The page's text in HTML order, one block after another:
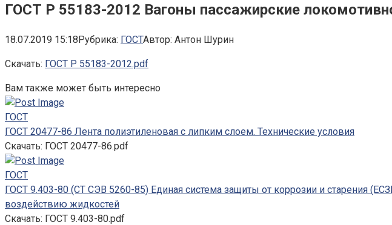
ГОСТ Р 55183-2012 Вагоны пассажирские
18.07.2019 15:18Рубрика: ГОСТАвтор: Антон Шурин
Скачать: ГОСТ Р 55183-2012.pdf
Вам также может быть интересно
ГОСТ
ГОСТ 20477-86 Лента полиэтиленовая с липким слоем. Технические условия
Скачать: ГОСТ 20477-86.pdf
ГОСТ
ГОСТ 9.403-80 (СТ СЭВ 5260-85) Единая система защиты от коррозии и старения
воздействию жидкостей
Скачать: ГОСТ 9.403-80.pdf